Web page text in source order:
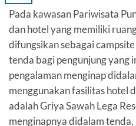
Pada kawasan Pariwisata
dan hotel yang memiliki
difungsikan sebagai
tenda bagi pengunjung yang
pengalaman menginap
menggunakan fasilitas hotel
adalah Griya Sawah Lega
menginapnya didalam